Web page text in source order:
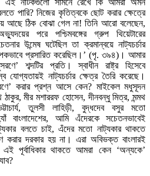
এই নাটকগুলো সামনে রেখে কি আমরা অমন
পারি? নিজের কৃতিত্বকে ছোট করার ক্ষেত্রে
আছে ঠিক বোঝা গেল না! তিনি আরো বলেছেন,
অভ্যুদয়ের পরে পশ্চিমবঙ্গের গ্রুপ থিয়েটারের
উন্মেষ ঘটেছিল তা ক্রমান্বয়ে নাট্যচর্চার
প্রসারিত করেছিল।’ (পৃ. ৩৯৪)। আমার
শব্দটির প্রতি। স্বাধীন রাষ্ট্র হিসেবে
যোগ্যতায়ই নাট্যচর্চার ক্ষেত্র তৈরি করেছে।
করার প্রশ্ন আসে কেন? মাইকেল মধুসূদন
ঠাকুর, মীর মশাররফ হোসেন, দীনবন্ধু মিত্র, মন্মথ
তুলসী লাহিড়ী, বুদ্ধদেব বসুর মতো
বাংলাদেশের, আমি এঁদেরকে সচেতনভাবেই
বলতে চাই, এঁদের মতো নাট্যকার থাকতে
দরকার হয় না। এরা অবিভক্ত বাংলারই
পূর্বাধিকার থাকতে আমরা কেন ‘অন্যকে’